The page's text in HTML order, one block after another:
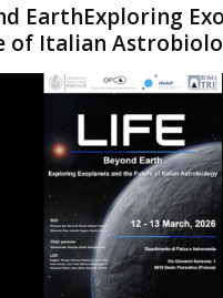
EarthExploring
of Italian